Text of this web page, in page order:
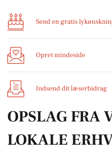
Send en gratis
Opret mindeside
Indsend dit læserbidrag
OPSLAG FRA
LOKALE